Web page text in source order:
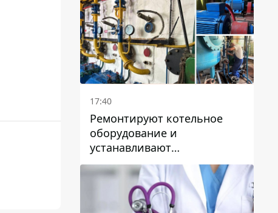
17:40
Ремонтируют котельное
оборудование и
устанавливают
генераторные установки:
как в Днепре готовятся к
отопительному сезону